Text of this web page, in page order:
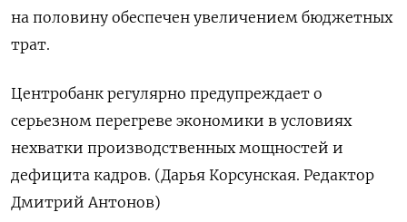
на половину обеспечен увеличением бюджетных
трат.
Центробанк регулярно предупреждает о
серьезном перегреве экономики в условиях
нехватки производственных мощностей и
дефицита кадров. (Дарья Корсунская. Редактор
Дмитрий Антонов)